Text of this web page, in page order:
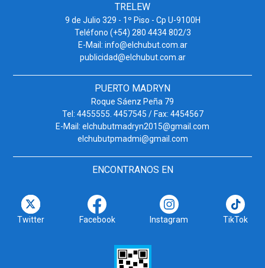
TRELEW
9 de Julio 329 - 1º Piso - Cp U-9100H
Teléfono (+54) 280 4434 802/3
E-Mail: info@elchubut.com.ar
publicidad@elchubut.com.ar
PUERTO MADRYN
Roque Sáenz Peña 79
Tel: 4455555. 4457545 / Fax: 4454567
E-Mail: elchubutmadryn2015@gmail.com
elchubutpmadmi@gmail.com
ENCONTRANOS EN
Twitter Facebook Instagram TikTok